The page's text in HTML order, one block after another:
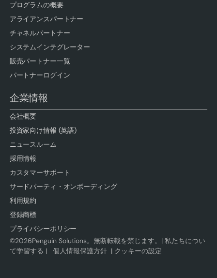
プログラムの概要
アライアンスパートナー
チャネルパートナー
システムインテグレーター
販売パートナー一覧
パートナーログイン
企業情報
会社概要
投資家向け情報 (英語)
ニュースルーム
採用情報
カスタマーサポート
サードパーティ・オンボーディング
利用規約
登録商標
プライバシーポリシー
©2026Penguin Solutions。無断転載を禁じます。|私たちについ
て学習する | 個人情報保護方針 | クッキーの設定